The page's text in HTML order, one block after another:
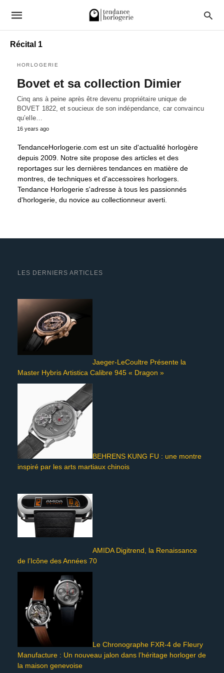
Récital 1
HORLOGERIE
Bovet et sa collection Dimier
Cinq ans à peine après être devenu propriétaire unique de
BOVET 1822, et soucieux de son indépendance, car convaincu
qu’elle…
16 years ago
TendanceHorlogerie.com est un site d'actualité horlogère
depuis 2009. Notre site propose des articles et des
reportages sur les dernières tendances en matière de
montres, de techniques et d'accessoires horlogers.
Tendance Horlogerie s'adresse à tous les passionnés
d'horlogerie, du novice au collectionneur averti.
LES DERNIERS ARTICLES
Jaeger-LeCoultre Présente la
Master Hybris Artistica Calibre 945 « Dragon »
BEHRENS KUNG FU : une montre
inspiré par les arts martiaux chinois
AMIDA Digitrend, la Renaissance
de l’Icône des Années 70
Le Chronographe FXR-4 de Fleury
Manufacture : Un nouveau jalon dans l’héritage horloger de
la maison genevoise